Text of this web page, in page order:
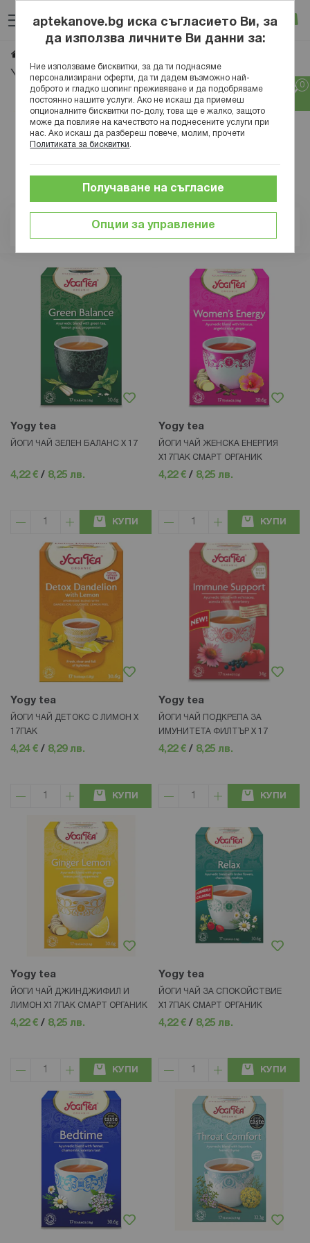
към
съдържанието
Вход
Yogy tea
Позиция
Yogy tea
ЙОГИ ЧАЙ ЗЕЛЕН БАЛАНС Х 17
4,22 € / 8,25 лв.
КУПИ
Yogy tea
ЙОГИ ЧАЙ ЖЕНСКА ЕНЕРГИЯ
X17ПАК СМАРТ ОРГАНИК
4,22 € / 8,25 лв.
КУПИ
Yogy tea
ЙОГИ ЧАЙ ДЕТОКС С ЛИМОН Х
17ПАК
4,24 € / 8,29 лв.
КУПИ
Yogy tea
ЙОГИ ЧАЙ ПОДКРЕПА ЗА
ИМУНИТЕТА ФИЛТЪР Х 17
4,22 € / 8,25 лв.
КУПИ
Yogy tea
ЙОГИ ЧАЙ ДЖИНДЖИФИЛ И
ЛИМОН X17ПАК СМАРТ ОРГАНИК
4,22 € / 8,25 лв.
КУПИ
Yogy tea
ЙОГИ ЧАЙ ЗА СПОКОЙСТВИЕ
X17ПАК СМАРТ ОРГАНИК
4,22 € / 8,25 лв.
КУПИ
aptekanove.bg иска съгласието Ви, за
да използва личните Ви данни за:
Ние използваме бисквитки, за да ти поднасяме
персонализирани оферти, да ти дадем възможно най-
доброто и гладко шопинг преживяване и да подобряваме
постоянно нашите услуги. Ако не искаш да приемеш
опционалните бисквитки по-долу, това ще е жалко, защото
може да повлияе на качеството на поднесените услуги при
нас. Ако искаш да разбереш повече, молим, прочети
Политиката за бисквитки
Опции за управление
Получаване на съгласие